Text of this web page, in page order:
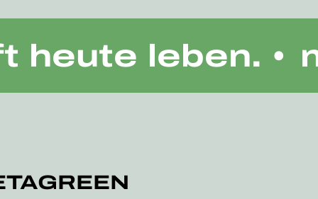
heute leben. •